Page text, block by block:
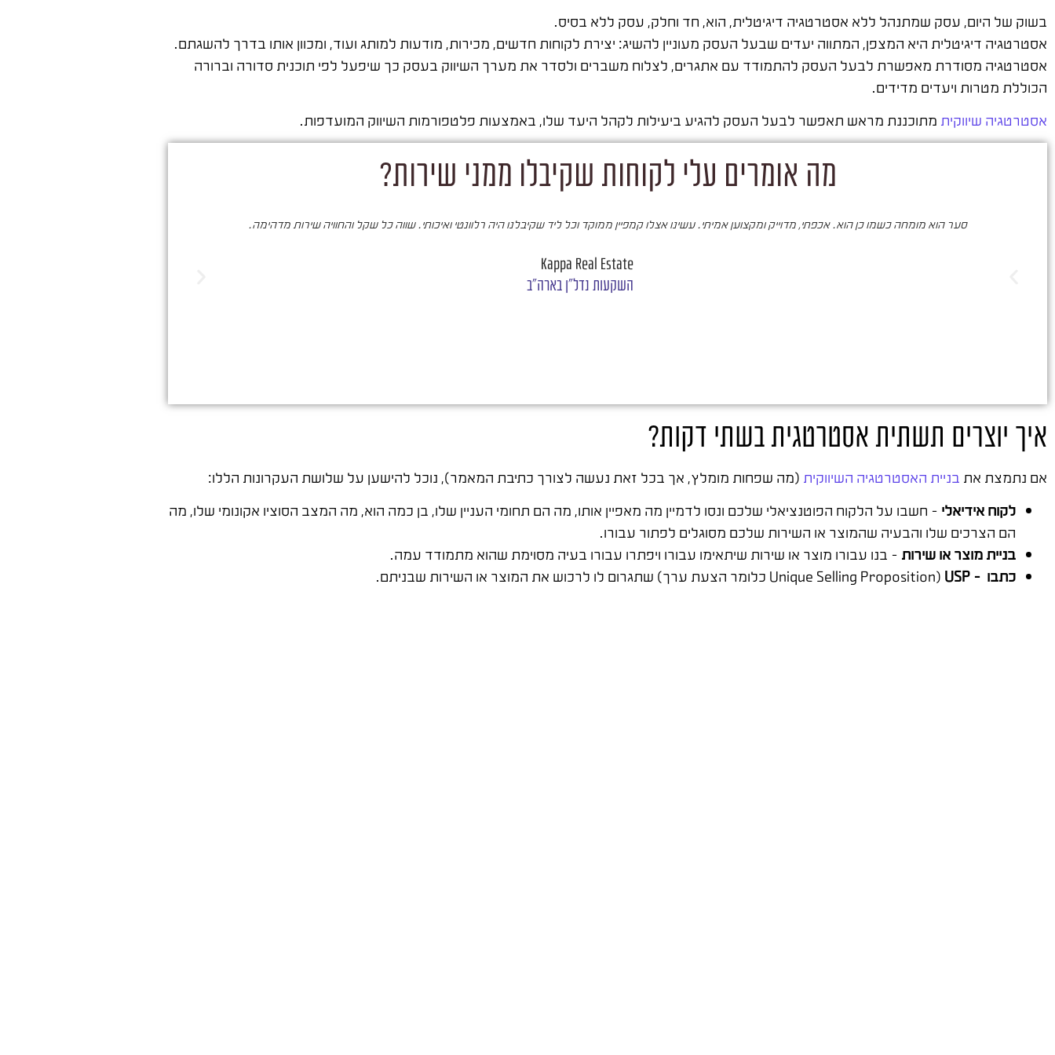
בשוק של היום, עסק שמתנהל ללא אסטרטגיה דיגיטלית, הוא, חד וחלק, עסק ללא בסיס.
אסטרטגיה דיגיטלית היא המצפן, המתווה יעדים שבעל העסק מעוניין להשיג: יצירת לקוחות חדשים, מכירות, מודעות למותג ועוד, ומכוון אותו בדרך להשגתם.
אסטרטגיה מסודרת מאפשרת לבעל העסק להתמודד עם אתגרים, לצלוח משברים ולסדר את מערך השיווק בעסק כך שיפעל לפי תוכנית סדורה וברורה
הכוללת מטרות ויעדים מדידים.
אסטרטגיה שיווקית מתוכננת מראש תאפשר לבעל העסק להגיע ביעילות לקהל היעד שלו, באמצעות פלטפורמות השיווק המועדפות.
מה אומרים עלי לקוחות שקיבלו ממני שירות?
סער הוא מומחה כשמו כן הוא. אכפתי, מדוייק ומקצוען אמיתי. עשינו אצלו קמפיין ממוקד וכל ליד שקיבלנו היה רלוונטי ואיכותי. שווה כל שקל והחוויה שירות מדהימה.
Kappa Real Estate
השקעות נדל"ן בארה"ב
איך יוצרים תשתית אסטרטגית בשתי דקות?
אם נתמצת את בניית האסטרטגיה השיווקית (מה שפחות מומלץ, אך בכל זאת נעשה לצורך כתיבת המאמר), נוכל להישען על שלושת העקרונות הללו:
לקוח אידיאלי – חשבו על הלקוח הפוטנציאלי שלכם ונסו לדמיין מה מאפיין אותו, מה הם תחומי העניין שלו, בן כמה הוא, מה המצב הסוציו אקונומי שלו, מה
הם הצרכים שלו והבעיה שהמוצר או השירות שלכם מסוגלים לפתור עבורו.
בניית מוצר או שירות – בנו עבורו מוצר או שירות שיתאימו עבורו ויפתרו עבורו בעיה מסוימת שהוא מתמודד עמה.
כתבו – USP
(Unique Selling Proposition כלומר הצעת ערך) שתגרום לו לרכוש את המוצר או השירות שבניתם.